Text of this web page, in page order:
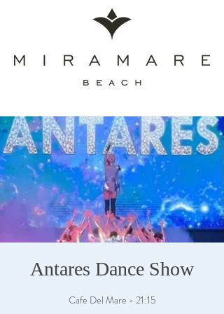
Antares Dance Show
Cafe Del Mare - 21:15